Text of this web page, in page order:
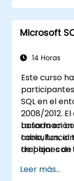
el uso
Server
Microsoft
14 Horas
Este curso
SQL en el
2008/2012.
basada en
consultas, el
de planes de
La
tabla,
trabajar con
Leer más...